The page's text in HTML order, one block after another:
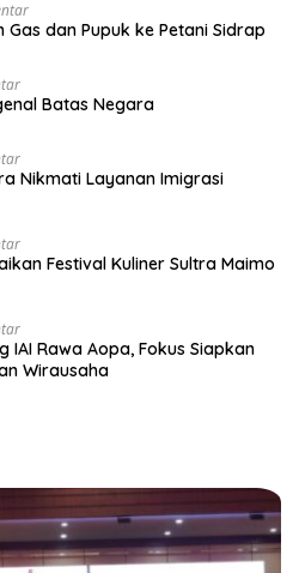
Gas dan Pupuk ke Petani Sidrap
Batas Negara
Nikmati Layanan Imigrasi
Festival Kuliner Sultra Maimo
IAI Rawa Aopa, Fokus Siapkan
Wirausaha